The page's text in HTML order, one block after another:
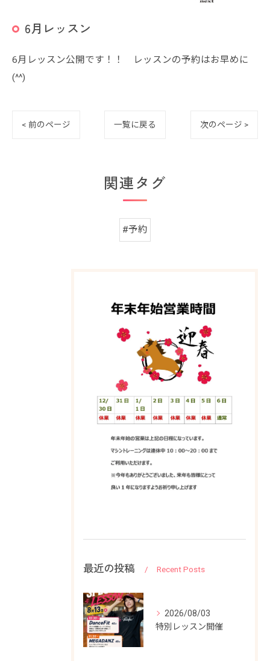
6月レッスン
6月レッスン公開です！！ レッスンの予約はお早めに
(^^)
< 前のページ 一覧に戻る 次のページ >
関連タグ
#予約
最近の投稿 Recent Posts
2026/08/03
特別レッスン開催